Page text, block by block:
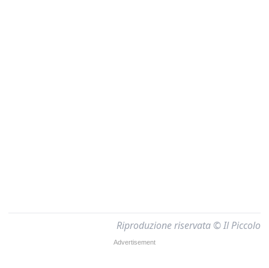
Riproduzione riservata © Il Piccolo